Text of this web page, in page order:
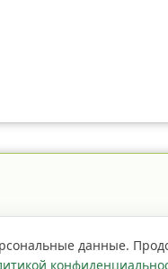
данные.